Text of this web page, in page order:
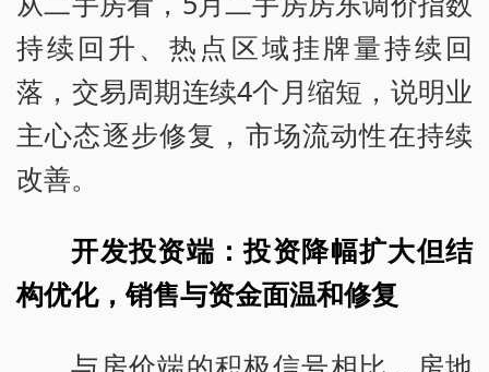
持续回升、热点区域挂牌量持续回
落，交易周期连续4个月缩短，说明业
主心态逐步修复，市场流动性在持续
改善。
开发投资端：投资降幅扩大但结
构优化，销售与资金面温和修复